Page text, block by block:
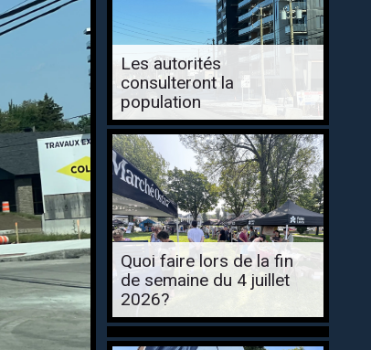
Les autorités
consulteront la
population
Quoi faire lors de la fin
de semaine du 4 juillet
2026?